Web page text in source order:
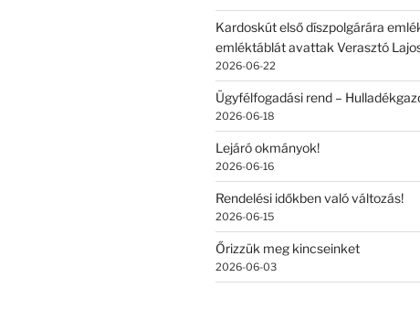
Kardoskút első díszpolgárára
emléktáblát avattak Verasztó
2026-06-22
Ügyfélfogadási rend –
2026-06-18
Lejáró okmányok!
2026-06-16
Rendelési időkben való változás!
2026-06-15
Őrizzük meg kincseinket
2026-06-03